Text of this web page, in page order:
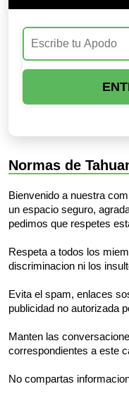
Normas de
Bienvenido a nuestra
un espacio seguro,
pedimos que respetes
Respeta a todos los
discriminacion ni los
Evita el spam, enlaces
publicidad no autorizada
Manten las
correspondientes a este
No compartas